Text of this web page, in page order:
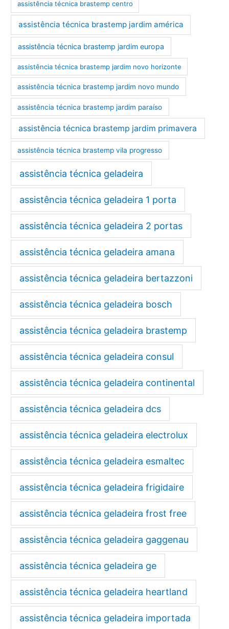
assistência técnica brastemp centro
assistência técnica brastemp jardim américa
assistência técnica brastemp jardim europa
assistência técnica brastemp jardim novo horizonte
assistência técnica brastemp jardim novo mundo
assistência técnica brastemp jardim paraíso
assistência técnica brastemp jardim primavera
assistência técnica brastemp vila progresso
assistência técnica geladeira
assistência técnica geladeira 1 porta
assistência técnica geladeira 2 portas
assistência técnica geladeira amana
assistência técnica geladeira bertazzoni
assistência técnica geladeira bosch
assistência técnica geladeira brastemp
assistência técnica geladeira consul
assistência técnica geladeira continental
assistência técnica geladeira dcs
assistência técnica geladeira electrolux
assistência técnica geladeira esmaltec
assistência técnica geladeira frigidaire
assistência técnica geladeira frost free
assistência técnica geladeira gaggenau
assistência técnica geladeira ge
assistência técnica geladeira heartland
assistência técnica geladeira importada